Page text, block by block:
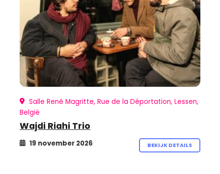
Salle René Magritte, Rue de la Déportation, Lessen,
België
Wajdi Riahi Trio
19 november 2026 BEKIJK DETAILS